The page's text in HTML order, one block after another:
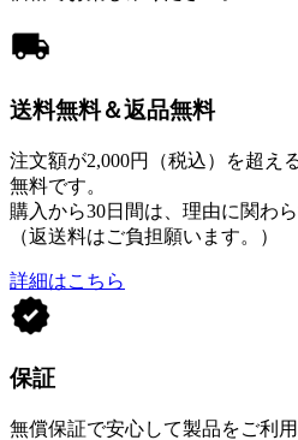
送料無料＆返品無料
注文額が2,000円（税込）を超え
無料です。
購入から30日間は、理由に関わ
（返送料はご負担願います。）
詳細はこちら
保証
無償保証で安心して製品をご利